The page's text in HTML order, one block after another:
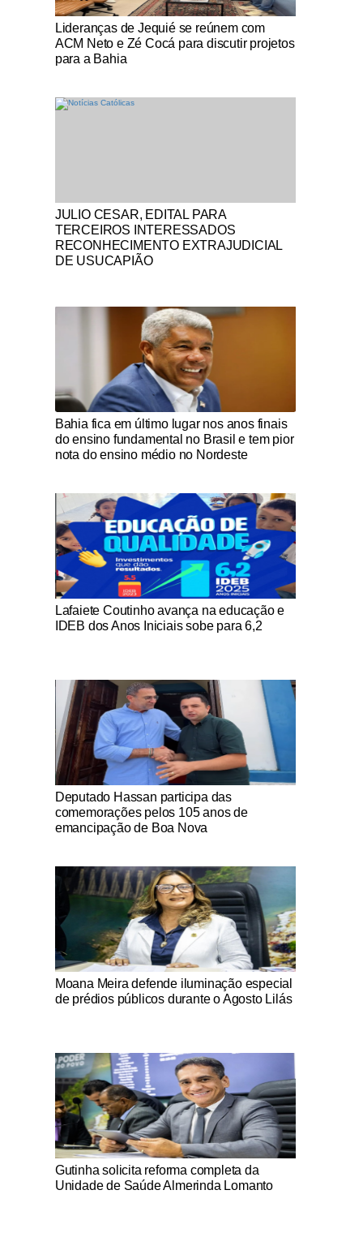
Notícias Católicas
Lideranças de Jequié se reúnem com
ACM Neto e Zé Cocá para discutir projetos
para a Bahia
Notícias Católicas
JULIO CESAR, EDITAL PARA
TERCEIROS INTERESSADOS
RECONHECIMENTO EXTRAJUDICIAL
DE USUCAPIÃO
Notícias Católicas
Bahia fica em último lugar nos anos finais
do ensino fundamental no Brasil e tem pior
nota do ensino médio no Nordeste
Notícias Católicas
Lafaiete Coutinho avança na educação e
IDEB dos Anos Iniciais sobe para 6,2
Notícias Católicas
Deputado Hassan participa das
comemorações pelos 105 anos de
emancipação de Boa Nova
Notícias Católicas
Moana Meira defende iluminação especial
de prédios públicos durante o Agosto Lilás
Notícias Católicas
Gutinha solicita reforma completa da
Unidade de Saúde Almerinda Lomanto